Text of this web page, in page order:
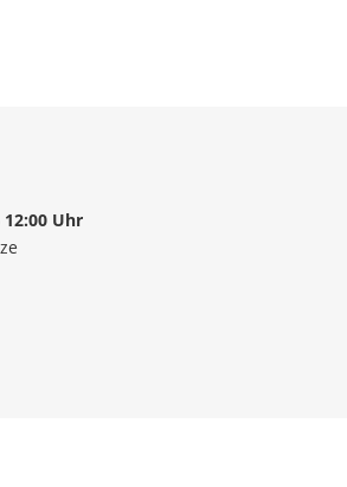
12:00 Uhr